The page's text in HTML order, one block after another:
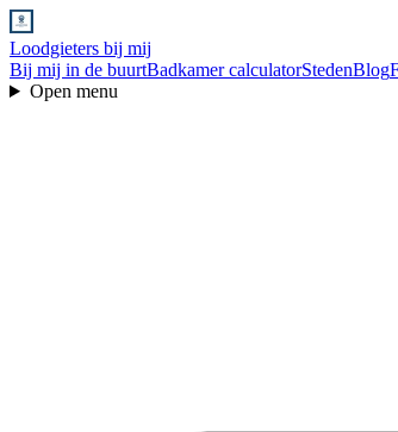
Loodgieters bij mij
Bij mij in de buurtBadkamer calculatorStedenBlog
Open menu